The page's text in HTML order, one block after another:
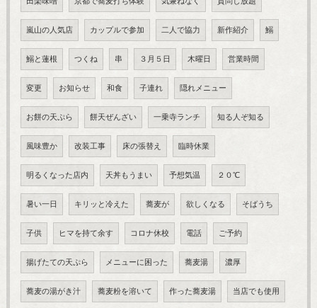
嵐山の人気店 カップルで参加 二人で協力 新作紹介 鰯
鰯と蓮根 つくね 串 ３月５日 木曜日 営業時間
変更 お知らせ 和食 子連れ 隠れメニュー
お餅の天ぷら 餅天ぜんざい 一乗寺ランチ 知る人ぞ知る
風味豊か 改装工事 床の張替え 臨時休業
明るくなった店内 天丼もうまい 予想気温 ２０℃
暑い一日 キリッと冷えた 蕎麦が 欲しくなる そばうち
子供 ヒマを持て余す コロナ休校 電話 ご予約
揚げたての天ぷら メニューに困った 蕎麦湯 濃厚
蕎麦の湯がき汁 蕎麦粉を溶いて 作った蕎麦湯 当店でも使用